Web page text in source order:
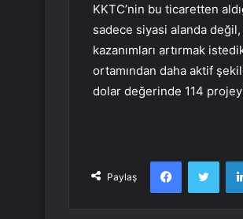
KKTC’nin bu ticaretten
sadece siyasi alanda
kazanımları artırmak
ortamından daha aktif
dolar değerinde 114
Paylaş
Facebook